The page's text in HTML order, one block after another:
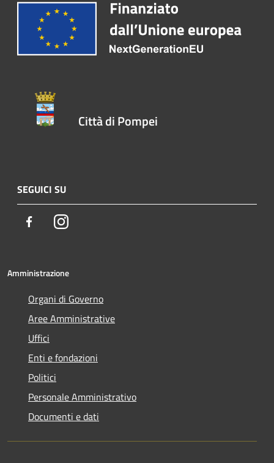
Città di Pompei
SEGUICI SU
FacebookInstagram
Amministrazione
Organi di Governo
Aree Amministrative
Uffici
Enti e fondazioni
Politici
Personale Amministrativo
Documenti e dati